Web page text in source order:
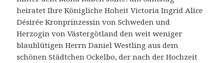
heiratet Ihre Königliche Hoheit Victoria Ingrid Alice
Désirée Kronprinzessin von Schweden und
Herzogin von Västergötland den weit weniger
blaublütigen Herrn Daniel Westling aus dem
schönen Städtchen Ockelbo, der nach der Hochzeit